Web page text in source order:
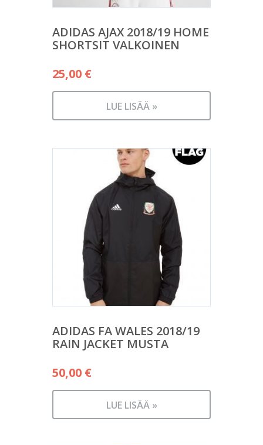
ADIDAS AJAX 2018/19 HOME
SHORTSIT VALKOINEN
25,00 €
LUE LISÄÄ »
ADIDAS FA WALES 2018/19
RAIN JACKET MUSTA
50,00 €
LUE LISÄÄ »